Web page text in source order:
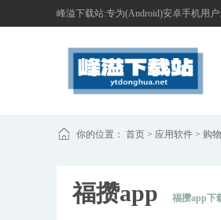
峰溢下载站:专为(Android)安卓手机用
你的位置： 首页 > 应用软件 > 购
福攒app 福攒app下